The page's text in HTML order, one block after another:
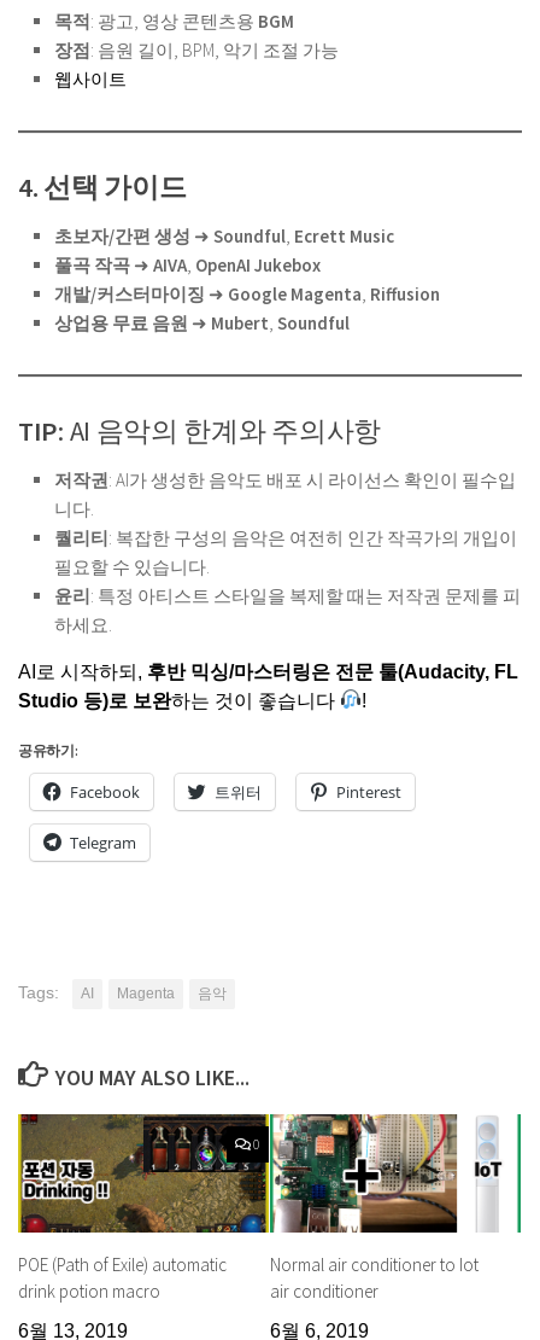
목적: 광고, 영상 콘텐츠용 BGM
장점: 음원 길이, BPM, 악기 조절 가능
웹사이트
4. 선택 가이드
초보자/간편 생성 ➜ Soundful Ecrett Music
풀곡 작곡 ➜ AIVA OpenAI Jukebox
개발/커스터마이징 ➜ Google Magenta Riffusion
상업용 무료 음원 ➜ Mubert Soundful
TIP: AI 음악의 한계와 주의사항
저작권: AI가 생성한 음악도 배포 시 라이선스 확인이 필수입
니다.
퀄리티: 복잡한 구성의 음악은 여전히 인간 작곡가의 개입이
필요할 수 있습니다.
윤리: 특정 아티스트 스타일을 복제할 때는 저작권 문제를 피
하세요.
AI로 시작하되, 후반 믹싱/마스터링은 전문 툴(Audacity, FL
Studio 등)로 보완하는 것이 좋습니다 !
공유하기:
Facebook 트위터 Pinterest
Telegram
Tags: AI Magenta 음악
YOU MAY ALSO LIKE...
0
POE (Path of Exile) automatic
drink potion macro
6월 13, 2019
Normal air conditioner to Iot
air conditioner
6월 6, 2019